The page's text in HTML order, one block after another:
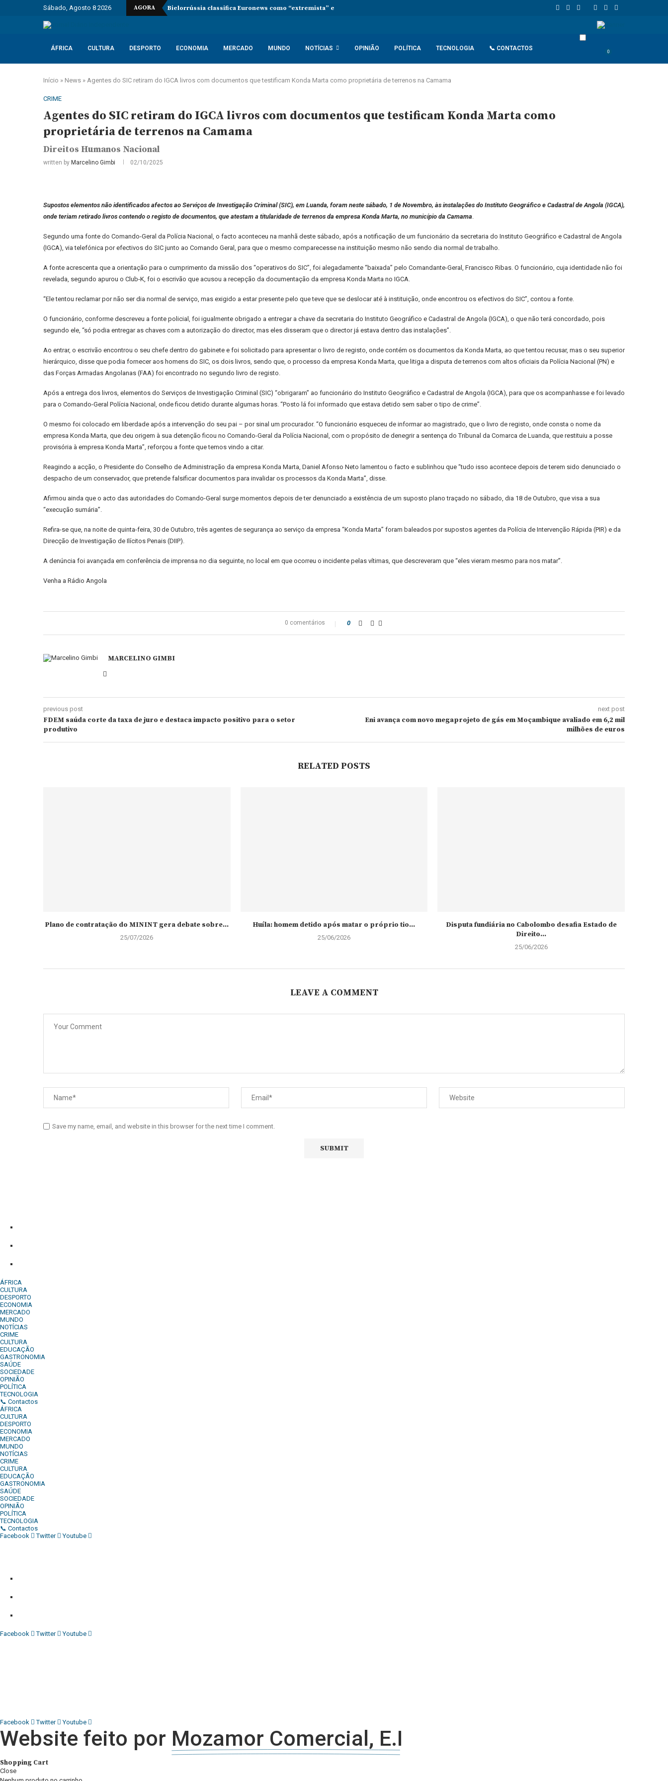
Sábado, Agosto 8 2026 AGORA Bielorrússia classifica Euronews como “extremista” e Tsikhanouskaya acusa Lukashenko de retaliação João Lourenço recebe cumprimentos de despedida
ÁFRICA CULTURA DESPORTO ECONOMIA MERCADO MUNDO NOTÍCIAS OPINIÃO POLÍTICA TECNOLOGIA 📞 CONTACTOS 0
Início » News » Agentes do SIC retiram do IGCA livros com documentos que testificam Konda Marta como proprietária de terrenos na Camama
CRIME
Agentes do SIC retiram do IGCA livros com documentos que testificam Konda Marta como
proprietária de terrenos na Camama
Direitos Humanos Nacional
written by Marcelino Gimbi 02/10/2025
Supostos elementos não identificados afectos ao Serviços de Investigação Criminal (SIC), em Luanda, foram neste sábado, 1 de Novembro, às instalações do Instituto Geográfico e Cadastral de Angola (IGCA),
onde teriam retirado livros contendo o registo de documentos, que atestam a titularidade de terrenos da empresa Konda Marta, no município da Camama.
Segundo uma fonte do Comando-Geral da Polícia Nacional, o facto aconteceu na manhã deste sábado, após a notificação de um funcionário da secretaria do Instituto Geográfico e Cadastral de Angola
(IGCA), via telefónica por efectivos do SIC junto ao Comando Geral, para que o mesmo comparecesse na instituição mesmo não sendo dia normal de trabalho.
A fonte acrescenta que a orientação para o cumprimento da missão dos “operativos do SIC”, foi alegadamente “baixada” pelo Comandante-Geral, Francisco Ribas. O funcionário, cuja identidade não foi
revelada, segundo apurou o Club-K, foi o escrivão que acusou a recepção da documentação da empresa Konda Marta no IGCA.
“Ele tentou reclamar por não ser dia normal de serviço, mas exigido a estar presente pelo que teve que se deslocar até à instituição, onde encontrou os efectivos do SIC”, contou a fonte.
O funcionário, conforme descreveu a fonte policial, foi igualmente obrigado a entregar a chave da secretaria do Instituto Geográfico e Cadastral de Angola (IGCA), o que não terá concordado, pois
segundo ele, “só podia entregar as chaves com a autorização do director, mas eles disseram que o director já estava dentro das instalações”.
Ao entrar, o escrivão encontrou o seu chefe dentro do gabinete e foi solicitado para apresentar o livro de registo, onde contém os documentos da Konda Marta, ao que tentou recusar, mas o seu superior
hierárquico, disse que podia fornecer aos homens do SIC, os dois livros, sendo que, o processo da empresa Konda Marta, que litiga a disputa de terrenos com altos oficiais da Polícia Nacional (PN) e
das Forças Armadas Angolanas (FAA) foi encontrado no segundo livro de registo.
Após a entrega dos livros, elementos do Serviços de Investigação Criminal (SIC) “obrigaram” ao funcionário do Instituto Geográfico e Cadastral de Angola (IGCA), para que os acompanhasse e foi levado
para o Comando-Geral Polícia Nacional, onde ficou detido durante algumas horas. “Posto lá foi informado que estava detido sem saber o tipo de crime”.
O mesmo foi colocado em liberdade após a intervenção do seu pai – por sinal um procurador. “O funcionário esqueceu de informar ao magistrado, que o livro de registo, onde consta o nome da
empresa Konda Marta, que deu origem à sua detenção ficou no Comando-Geral da Polícia Nacional, com o propósito de denegrir a sentença do Tribunal da Comarca de Luanda, que restituiu a posse
provisória à empresa Konda Marta”, reforçou a fonte que temos vindo a citar.
Reagindo a acção, o Presidente do Conselho de Administração da empresa Konda Marta, Daniel Afonso Neto lamentou o facto e sublinhou que “tudo isso acontece depois de terem sido denunciado o
despacho de um conservador, que pretende falsificar documentos para invalidar os processos da Konda Marta”, disse.
Afirmou ainda que o acto das autoridades do Comando-Geral surge momentos depois de ter denunciado a existência de um suposto plano traçado no sábado, dia 18 de Outubro, que visa a sua
“execução sumária”.
Refira-se que, na noite de quinta-feira, 30 de Outubro, três agentes de segurança ao serviço da empresa “Konda Marta” foram baleados por supostos agentes da Polícia de Intervenção Rápida (PIR) e da
Direcção de Investigação de Ilícitos Penais (DIIP).
A denúncia foi avançada em conferência de imprensa no dia seguinte, no local em que ocorreu o incidente pelas vítimas, que descreveram que “eles vieram mesmo para nos matar”.
Venha a Rádio Angola
0 comentários 0
MARCELINO GIMBI
previous post
FDEM saúda corte da taxa de juro e destaca impacto positivo para o setor
produtivo
next post
Eni avança com novo megaprojeto de gás em Moçambique avaliado em 6,2 mil
milhões de euros
RELATED POSTS
Plano de contratação do MININT gera debate sobre...
25/07/2026
Huíla: homem detido após matar o próprio tio...
25/06/2026
Disputa fundiária no Cabolombo desafia Estado de
Direito...
25/06/2026
LEAVE A COMMENT
Save my name, email, and website in this browser for the next time I comment.
ÁFRICA
CULTURA
DESPORTO
ECONOMIA
MERCADO
MUNDO
NOTÍCIAS
CRIME
CULTURA
EDUCAÇÃO
GASTRONOMIA
SAÚDE
SOCIEDADE
OPINIÃO
POLÍTICA
TECNOLOGIA
📞 Contactos
ÁFRICA
CULTURA
DESPORTO
ECONOMIA
MERCADO
MUNDO
NOTÍCIAS
CRIME
CULTURA
EDUCAÇÃO
GASTRONOMIA
SAÚDE
SOCIEDADE
OPINIÃO
POLÍTICA
TECNOLOGIA
📞 Contactos
Facebook
Twitter Youtube
Facebook Twitter Youtube
Facebook
Twitter Youtube
Website feito por Mozamor Comercial, E.I
@2025 – TODOS DIREITOS RESERVADOS AO DIÁRIO INDEPENDENTE | SUPORTE TÉCNICO DIONTÓNIO MULTIMEDIA, LDA
Shopping Cart
Close